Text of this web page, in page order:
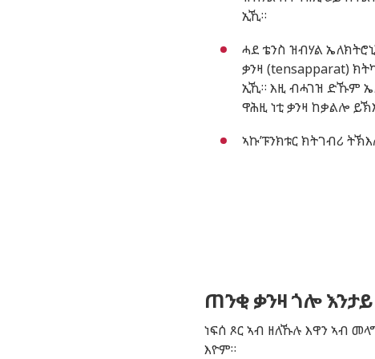
ኢኺ።
ሓደ ቴንስ ዝብሃል
ቃንዛ (tensapparat)
ኢኺ። እዚ ብሓገዝ ድኹም
ዋሕዚ ነቲ ቃንዛ ከቃልሎ
ኣኩ’ፑንክቱር ክትገብሪ
ጠንቂ ቃንዛ ጎሎ እንታይ
ነፍሰ ጾር ኣብ ዘለኹሉ እዋን ኣብ
እዮም።